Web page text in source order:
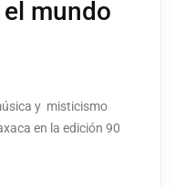
mundo
y misticismo
en la edición 90